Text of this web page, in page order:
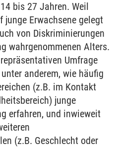
bis 27 Jahren. Weil
Erwachsene gelegt
von Diskriminierungen
wahrgenommenen Alters.
Umfrage
anderem, wie häufig
(z.B. im Kontakt
junge
erfahren, und inwieweit
(z.B. Geschlecht oder